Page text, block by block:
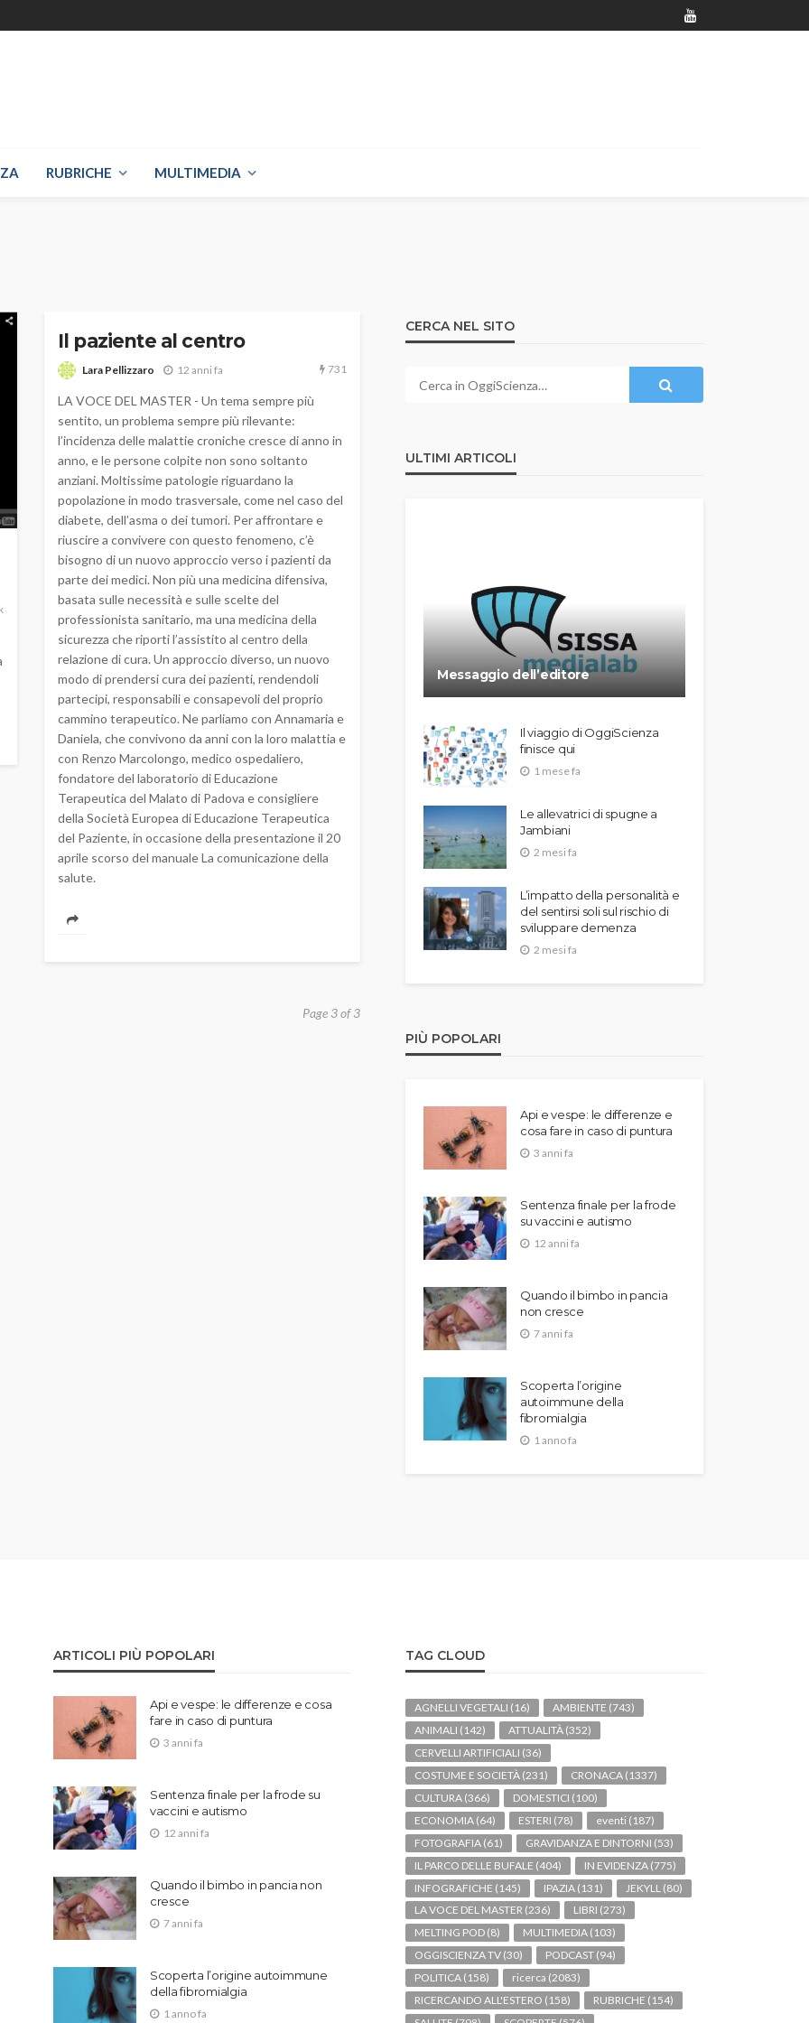
RUBRICHE MULTIMEDIA
Il paziente al centro
Lara Pellizzaro 12 anni fa 731
LA VOCE DEL MASTER - Un tema sempre più
sentito, un problema sempre più rilevante:
l’incidenza delle malattie croniche cresce di anno in
anno, e le persone colpite non sono soltanto
anziani. Moltissime patologie riguardano la
popolazione in modo trasversale, come nel caso del
diabete, dell’asma o dei tumori. Per affrontare e
riuscire a convivere con questo fenomeno, c’è
bisogno di un nuovo approccio verso i pazienti da
parte dei medici. Non più una medicina difensiva,
basata sulle necessità e sulle scelte del
professionista sanitario, ma una medicina della
sicurezza che riporti l’assistito al centro della
relazione di cura. Un approccio diverso, un nuovo
modo di prendersi cura dei pazienti, rendendoli
partecipi, responsabili e consapevoli del proprio
cammino terapeutico. Ne parliamo con Annamaria e
Daniela, che convivono da anni con la loro malattia e
con Renzo Marcolongo, medico ospedaliero,
fondatore del laboratorio di Educazione
Terapeutica del Malato di Padova e consigliere
della Società Europea di Educazione Terapeutica
del Paziente, in occasione della presentazione il 20
aprile scorso del manuale La comunicazione della
salute.
Page 3 of 3
CERCA NEL SITO
ULTIMI ARTICOLI
Messaggio dell’editore
Il viaggio di OggiScienza
finisce qui
1 mese fa
Le allevatrici di spugne a
Jambiani
2 mesi fa
L’impatto della personalità e
del sentirsi soli sul rischio di
sviluppare demenza
2 mesi fa
PIÙ POPOLARI
Api e vespe: le differenze e
cosa fare in caso di puntura
3 anni fa
Sentenza finale per la frode
su vaccini e autismo
12 anni fa
Quando il bimbo in pancia
non cresce
7 anni fa
Scoperta l’origine
autoimmune della
fibromialgia
1 anno fa
ARTICOLI PIÙ POPOLARI
Api e vespe: le differenze e cosa
fare in caso di puntura
3 anni fa
Sentenza finale per la frode su
vaccini e autismo
12 anni fa
Quando il bimbo in pancia non
cresce
7 anni fa
Scoperta l’origine autoimmune
della fibromialgia
1 anno fa
TAG CLOUD
AGNELLI VEGETALI (16) AMBIENTE (743)
ANIMALI (142) ATTUALITÀ (352)
CERVELLI ARTIFICIALI (36)
COSTUME E SOCIETÀ (231) CRONACA (1337)
CULTURA (366) DOMESTICI (100)
ECONOMIA (64) ESTERI (78) eventi (187)
FOTOGRAFIA (61) GRAVIDANZA E DINTORNI (53)
IL PARCO DELLE BUFALE (404) IN EVIDENZA (775)
INFOGRAFICHE (145) IPAZIA (131) JEKYLL (80)
LA VOCE DEL MASTER (236) LIBRI (273)
MELTING POD (8) MULTIMEDIA (103)
OGGISCIENZA TV (30) PODCAST (94)
POLITICA (158) ricerca (2083)
RICERCANDO ALL'ESTERO (158) RUBRICHE (154)